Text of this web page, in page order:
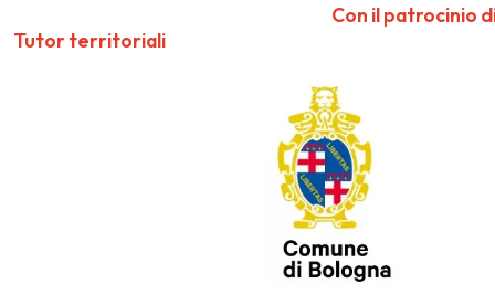
Con il
Tutor territoriali